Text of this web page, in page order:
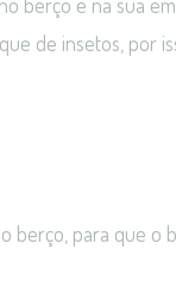
de insetos, por
berço, para que o